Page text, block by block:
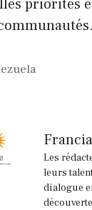
priorités
Les
leurs
dialogue